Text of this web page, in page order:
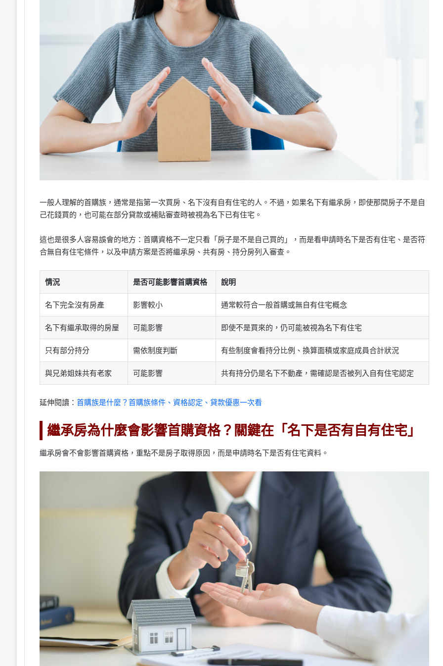
一般人理解的首購族，通常是指第一次買房、名下沒有自有住宅的人。不過，如果名下有繼承房，即使那間房子不是自
己花錢買的，也可能在部分貸款或補貼審查時被視為名下已有住宅。
這也是很多人容易誤會的地方：首購資格不一定只看「房子是不是自己買的」，而是看申請時名下是否有住宅、是否符
合無自有住宅條件，以及申請方案是否將繼承房、共有房、持分房列入審查。
情況 是否可能影響首購資格 說明
名下完全沒有房產 影響較小 通常較符合一般首購或無自有住宅概念
名下有繼承取得的房屋 可能影響 即使不是買來的，仍可能被視為名下有住宅
只有部分持分 需依制度判斷 有些制度會看持分比例、換算面積或家庭成員合計狀況
與兄弟姐妹共有老家 可能影響 共有持分仍是名下不動產，需確認是否被列入自有住宅認定
延伸閱讀： 首購族是什麼？首購族條件、資格認定、貸款優惠一次看
繼承房為什麼會影響首購資格？關鍵在「名下是否有自有住宅」
繼承房會不會影響首購資格，重點不是房子取得原因，而是申請時名下是否有住宅資料。